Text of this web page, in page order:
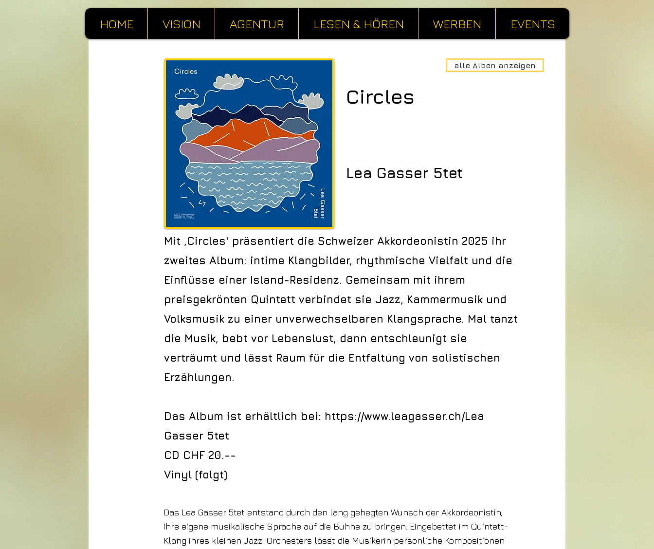
HOME VISION AGENTUR LESEN & HÖREN WERBEN EVENTS
alle Alben anzeigen
Circles
Lea Gasser 5tet
Mit ,Circles' präsentiert die Schweizer Akkordeonistin 2025 ihr
zweites Album: intime Klangbilder, rhythmische Vielfalt und die
Einflüsse einer Island-Residenz. Gemeinsam mit ihrem
preisgekrönten Quintett verbindet sie Jazz, Kammermusik und
Volksmusik zu einer unverwechselbaren Klangsprache. Mal tanzt
die Musik, bebt vor Lebenslust, dann entschleunigt sie
verträumt und lässt Raum für die Entfaltung von solistischen
Erzählungen.
Das Album ist erhältlich bei: https://www.leagasser.ch/Lea
Gasser 5tet
CD CHF 20.--
Vinyl (folgt)
Das Lea Gasser 5tet entstand durch den lang gehegten Wunsch der Akkordeonistin,
ihre eigene musikalische Sprache auf die Bühne zu bringen. Eingebettet im Quintett-
Klang ihres kleinen Jazz-Orchesters lässt die Musikerin persönliche Kompositionen